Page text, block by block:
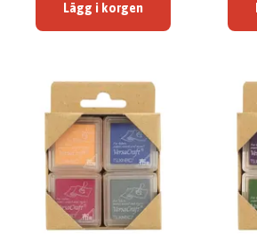
Lägg i korgen